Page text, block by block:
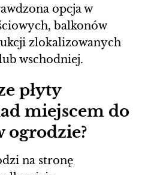
opcja w
balkonów
zlokalizowanych
wschodniej.
płyty
miejscem do
ogrodzie?
na stronę